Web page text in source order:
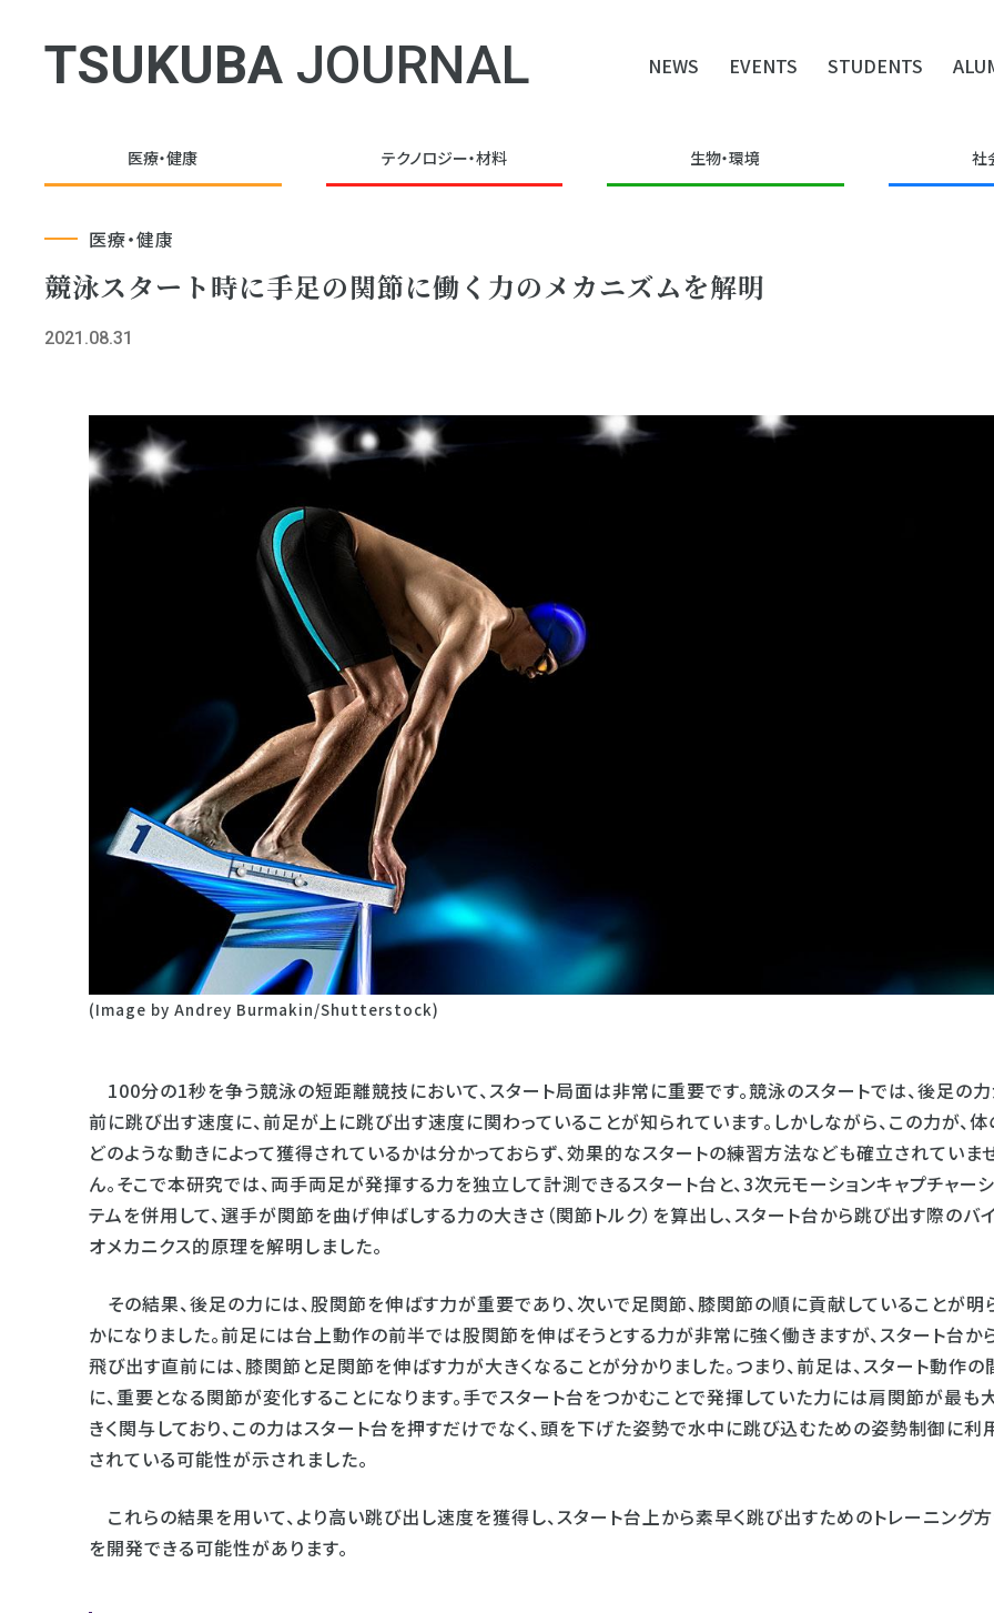
TSUKUBA JOURNAL NEWS EVENTS STUDENTS
医療・健康 テクノロジー・材料 生物・環境 社
医療・健康
競泳スタート時に手足の関節に働く力のメカニズムを解明
2021.08.31
(Image by Andrey Burmakin/Shutterstock)
100分の1秒を争う競泳の短距離競技において、スタート局面は非常に重要です。競泳のスタートでは、後足の
前に跳び出す速度に、前足が上に跳び出す速度に関わっていることが知られています。しかしながら、この力が、体
どのような動きによって獲得されているかは分かっておらず、効果的なスタートの練習方法なども確立されていま
ん。そこで本研究では、両手両足が発揮する力を独立して計測できるスタート台と、3次元モーションキャプチャー
テムを併用して、選手が関節を曲げ伸ばしする力の大きさ（関節トルク）を算出し、スタート台から跳び出す際のバ
オメカニクス的原理を解明しました。
その結果、後足の力には、股関節を伸ばす力が重要であり、次いで足関節、膝関節の順に貢献していることが明
かになりました。前足には台上動作の前半では股関節を伸ばそうとする力が非常に強く働きますが、スタート台か
飛び出す直前には、膝関節と足関節を伸ばす力が大きくなることが分かりました。つまり、前足は、スタート動作の
に、重要となる関節が変化することになります。手でスタート台をつかむことで発揮していた力には肩関節が最も
きく関与しており、この力はスタート台を押すだけでなく、頭を下げた姿勢で水中に跳び込むための姿勢制御に利
されている可能性が示されました。
これらの結果を用いて、より高い跳び出し速度を獲得し、スタート台上から素早く跳び出すためのトレーニング
を開発できる可能性があります。